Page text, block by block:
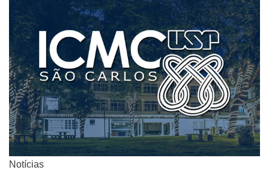
Notícias